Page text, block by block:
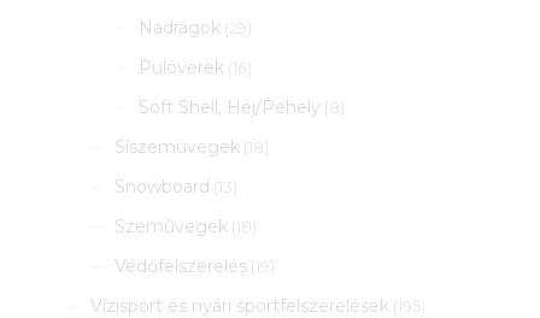
Nadrágok (29)
Pulóverek (16)
Soft Shell, Héj/Pehely (8)
Síszemüvegek (18)
Snowboard (13)
Szemüvegek (18)
Védőfelszerelés (19)
Vízisport és nyári sportfelszerelések (195)